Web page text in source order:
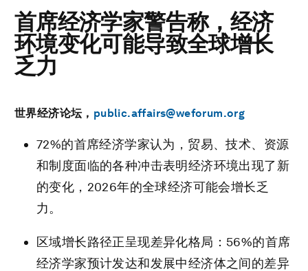
首席经济学家警告称，经济
环境变化可能导致全球增长
乏力
世界经济论坛， public.affairs@weforum.org
72%的首席经济学家认为，贸易、技术、资源
和制度面临的各种冲击表明经济环境出现了新
的变化，2026年的全球经济可能会增长乏
力。
区域增长路径正呈现差异化格局：56%的首席
经济学家预计发达和发展中经济体之间的差异